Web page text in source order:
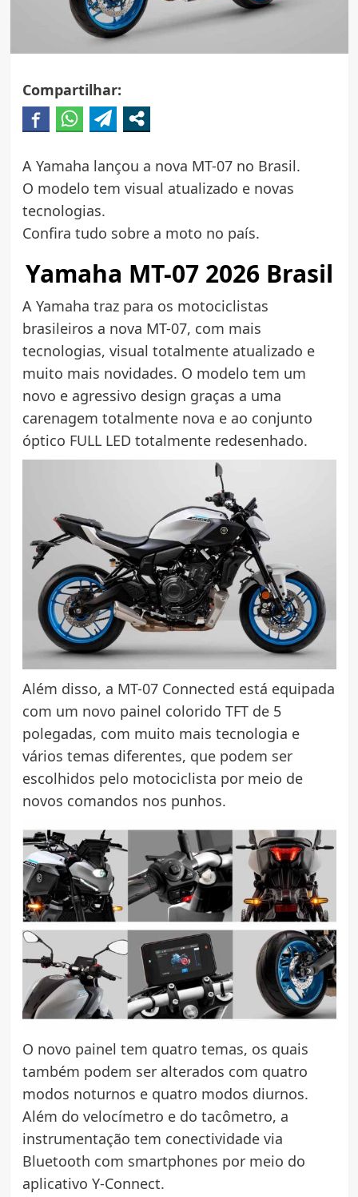
Compartilhar:
A Yamaha lançou a nova MT-07 no Brasil.
O modelo tem visual atualizado e novas
tecnologias.
Confira tudo sobre a moto no país.
Yamaha MT-07 2026 Brasil
A Yamaha traz para os motociclistas
brasileiros a nova MT-07, com mais
tecnologias, visual totalmente atualizado e
muito mais novidades. O modelo tem um
novo e agressivo design graças a uma
carenagem totalmente nova e ao conjunto
óptico FULL LED totalmente redesenhado.
Além disso, a MT-07 Connected está equipada
com um novo painel colorido TFT de 5
polegadas, com muito mais tecnologia e
vários temas diferentes, que podem ser
escolhidos pelo motociclista por meio de
novos comandos nos punhos.
O novo painel tem quatro temas, os quais
também podem ser alterados com quatro
modos noturnos e quatro modos diurnos.
Além do velocímetro e do tacômetro, a
instrumentação tem conectividade via
Bluetooth com smartphones por meio do
aplicativo Y-Connect.